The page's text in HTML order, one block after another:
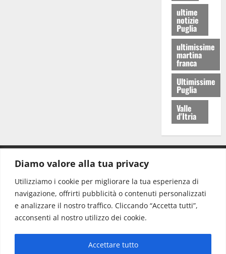
Diamo valore alla tua privacy
Utilizziamo i cookie per migliorare la tua esperienza di
navigazione, offrirti pubblicità o contenuti personalizzati
e analizzare il nostro traffico. Cliccando “Accetta tutti”,
acconsenti al nostro utilizzo dei cookie.
Accettare tutto
ultime
notizie
Puglia
ultimissime
martina
franca
Ultimissime
Puglia
Valle
d'Itria
Redazione: redazione@www.martinasera.it
Direttore:direttore@www.martinasera.it
Info & Commerciale:info@www.martinasera.it